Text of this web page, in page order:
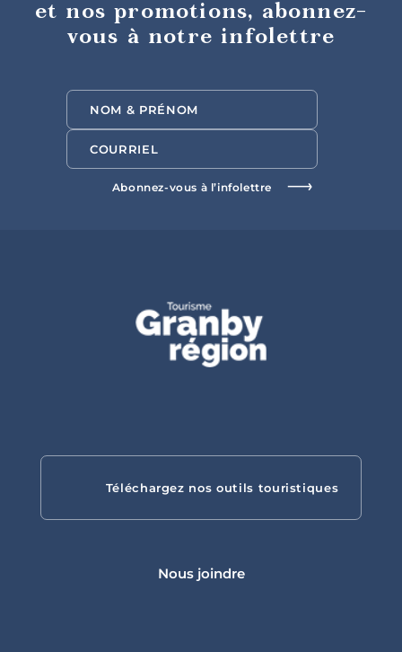
et nos promotions, abonnez-
vous à notre infolettre
Téléchargez nos outils touristiques
Nous joindre